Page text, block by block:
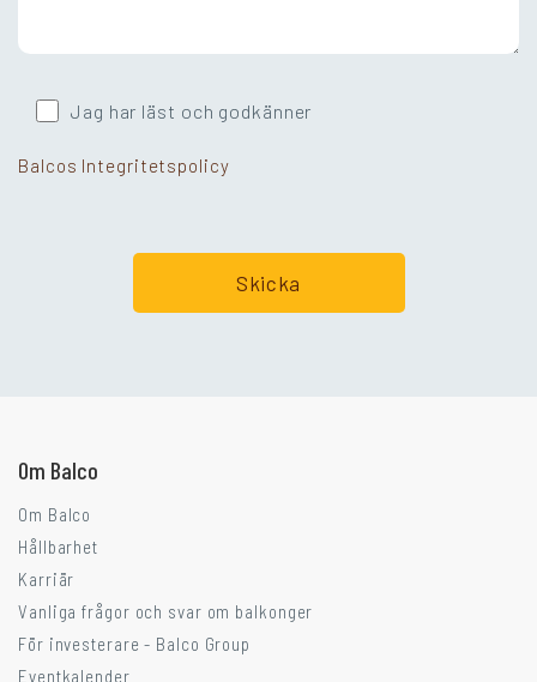
Jag har läst och godkänner
Balcos Integritetspolicy
Om Balco
Om Balco
Hållbarhet
Karriär
Vanliga frågor och svar om balkonger
För investerare - Balco Group
Eventkalender